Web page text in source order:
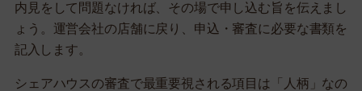
内見をして問題なければ、その場で申し込む旨を伝えまし
ょう。運営会社の店舗に戻り、申込・審査に必要な書類を
記入します。
シェアハウスの審査で最重要視される項目は「人柄」なの